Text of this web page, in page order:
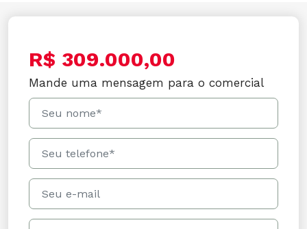
R$ 309.000,00
Mande uma mensagem para o comercial